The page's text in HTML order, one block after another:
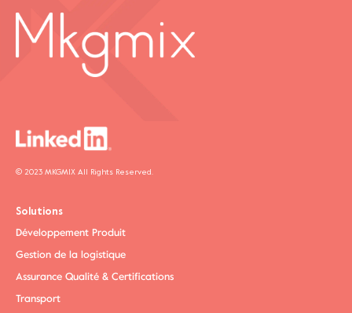
© 2023 MKGMIX All Rights Reserved.
Solutions
Développement Produit
Gestion de la logistique
Assurance Qualité & Certifications
Transport